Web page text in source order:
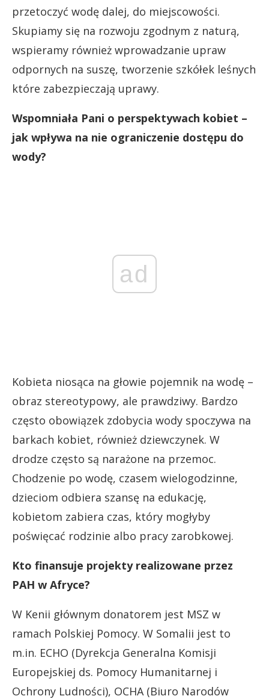
przetoczyć wodę dalej, do miejscowości.
Skupiamy się na rozwoju zgodnym z naturą,
wspieramy również wprowadzanie upraw
odpornych na suszę, tworzenie szkółek leśnych
które zabezpieczają uprawy.
Wspomniała Pani o perspektywach kobiet –
jak wpływa na nie ograniczenie dostępu do
wody?
ad
Kobieta niosąca na głowie pojemnik na wodę –
obraz stereotypowy, ale prawdziwy. Bardzo
często obowiązek zdobycia wody spoczywa na
barkach kobiet, również dziewczynek. W
drodze często są narażone na przemoc.
Chodzenie po wodę, czasem wielogodzinne,
dzieciom odbiera szansę na edukację,
kobietom zabiera czas, który mogłyby
poświęcać rodzinie albo pracy zarobkowej.
Kto finansuje projekty realizowane przez
PAH w Afryce?
W Kenii głównym donatorem jest MSZ w
ramach Polskiej Pomocy. W Somalii jest to
m.in. ECHO (Dyrekcja Generalna Komisji
Europejskiej ds. Pomocy Humanitarnej i
Ochrony Ludności), OCHA (Biuro Narodów